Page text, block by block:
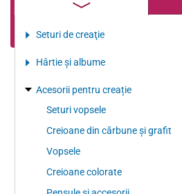
Seturi de creaţie
Hârtie şi albume
Acesorii pentru creație
Seturi vopsele
Creioane din cărbune şi grafit
Vopsele
Creioane colorate